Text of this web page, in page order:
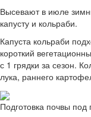
Высевают в июле
капусту и кольраби.
Капуста кольраби
короткий
с 1 грядки за сезон.
лука, раннего
Подготовка почвы под